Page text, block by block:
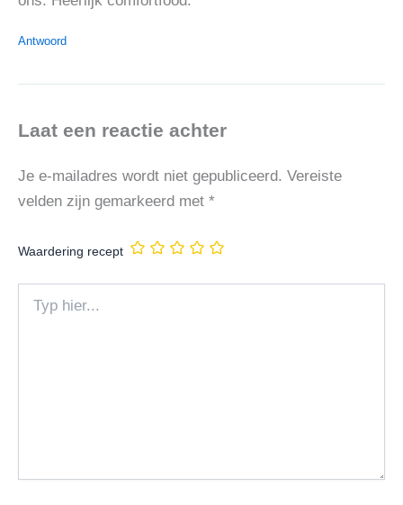
Antwoord
Laat een reactie achter
Je e-mailadres wordt niet gepubliceerd. Vereiste
velden zijn gemarkeerd met *
Waardering recept
hier...